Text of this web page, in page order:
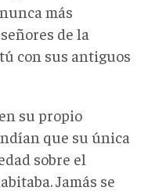
más
de la
con sus antiguos
su propio
que su única
sobre el
Jamás se